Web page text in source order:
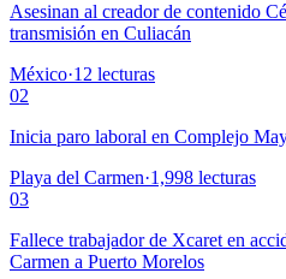
Asesinan al creador de contenido
transmisión en Culiacán
México·12 lecturas
02
Inicia paro laboral en Complejo
Playa del Carmen·1,998 lecturas
03
Fallece trabajador de Xcaret en
Carmen a Puerto Morelos